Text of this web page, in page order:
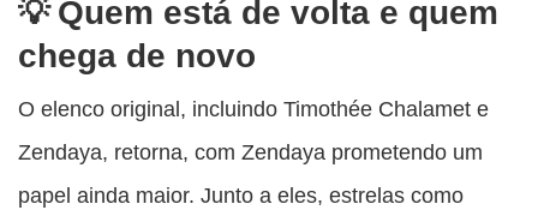
Quem está de volta e quem
chega de novo
O elenco original, incluindo Timothée Chalamet e
Zendaya, retorna, com Zendaya prometendo um
papel ainda maior. Junto a eles, estrelas como